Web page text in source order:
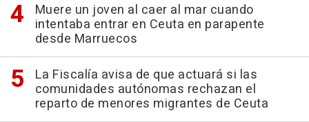
Muere un joven al caer al mar cuando
intentaba entrar en Ceuta en parapente
desde Marruecos
La Fiscalía avisa de que actuará si las
comunidades autónomas rechazan el
reparto de menores migrantes de Ceuta